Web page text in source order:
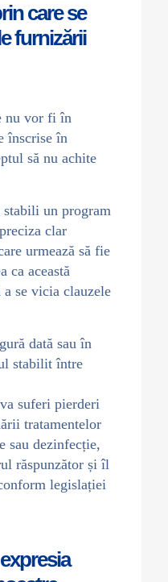
care se
furnizării
nu vor fi în
înscrise în
să nu achite
un program
clar
urmează să fie
ca această
se vicia clauzele
dată sau în
stabilit între
suferi pierderi
tratamentelor
sau dezinfecție,
răspunzător și îl
legislației